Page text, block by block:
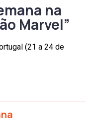
na
Marvel”
(21 a 24 de